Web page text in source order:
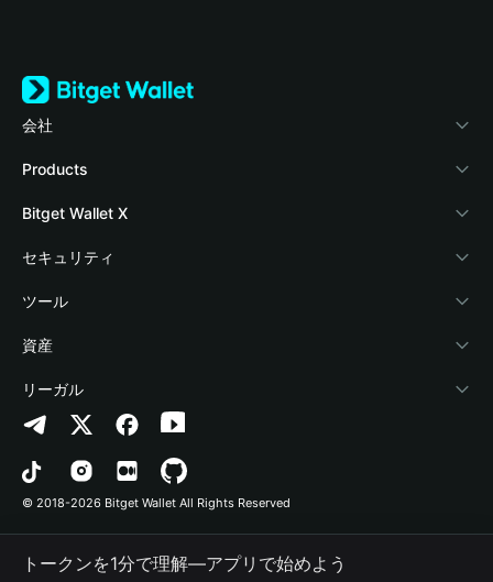
会社
Bitget Walletについて
ブログ
アカデミー
暗号資産ニュース
Help Center
お問い合わせ
ブランドリソース
キャリア
Products
Crypto Card
Stablecoin Earn
Payfi Crypto
Crypto Swap API
Altcoin Season Index
Prediction Markets
DApp
RWA
Bitget Wallet X
デベロッパー
ウォレットを接続
Bitget Wallet Pay
プロジェクトを掲載
セキュリティ
保護基金
セキュリティ技術
ツール
暗号資産を購入
認証検出
コントラクト検出
一括送金
資産
Arbitrum
Avalanche
Bitcoin
Polygon
リーガル
プライバシーポリシー
利用規約
© 2018-2026 Bitget Wallet All Rights Reserved
トークンを1分で理解―アプリで始めよう